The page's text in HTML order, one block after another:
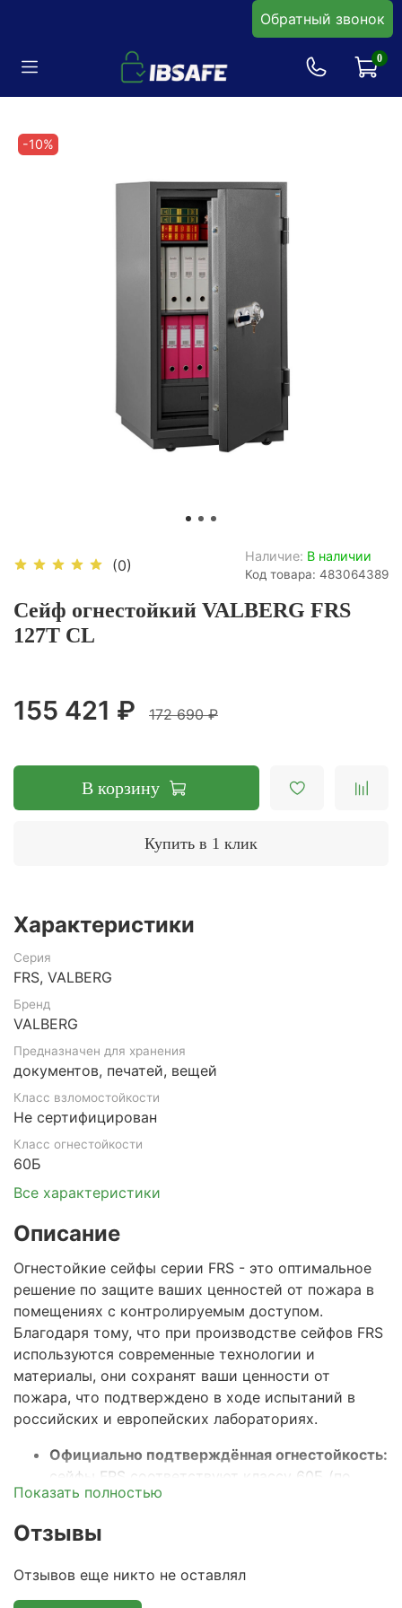
Обратный звонок
0
-10%
(0)
Наличие: В наличии
Код товара: 483064389
Сейф огнестойкий VALBERG FRS
127T CL
155 421 ₽ 172 690 ₽
В корзину
Купить в 1 клик
Характеристики
Серия
FRS, VALBERG
Бренд
VALBERG
Предназначен для хранения
документов, печатей, вещей
Класс взломостойкости
Не сертифицирован
Класс огнестойкости
60Б
Все характеристики
Описание
Огнестойкие сейфы серии FRS - это оптимальное
решение по защите ваших ценностей от пожара в
помещениях с контролируемым доступом.
Благодаря тому, что при производстве сейфов FRS
используются современные технологии и
материалы, они сохранят ваши ценности от
пожара, что подтверждено в ходе испытаний в
российских и европейских лабораториях.
Официально подтверждённая огнестойкость:
сейфы FRS соответствуют классу 60Б (по
ГОСТ Р 57384-2017), что гарантирует
пожаре в течение 60 минут. Этого времени
тушения стандартного пожара.
Показать полностью
Отзывы
Отзывов еще никто не оставлял